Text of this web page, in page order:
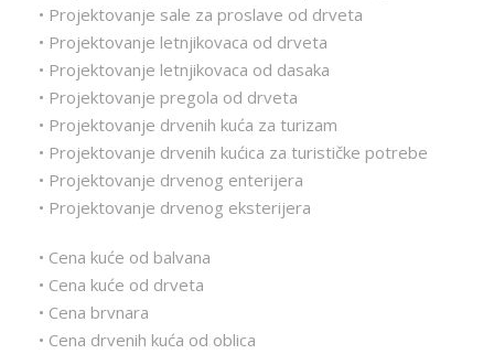
• Projektovanje sale za proslave od drveta
• Projektovanje letnjikovaca od drveta
• Projektovanje letnjikovaca od dasaka
• Projektovanje pregola od drveta
• Projektovanje drvenih kuća za turizam
• Projektovanje drvenih kućica za turističke potrebe
• Projektovanje drvenog enterijera
• Projektovanje drvenog eksterijera
• Cena kuće od balvana
• Cena kuće od drveta
• Cena brvnara
• Cena drvenih kuća od oblica